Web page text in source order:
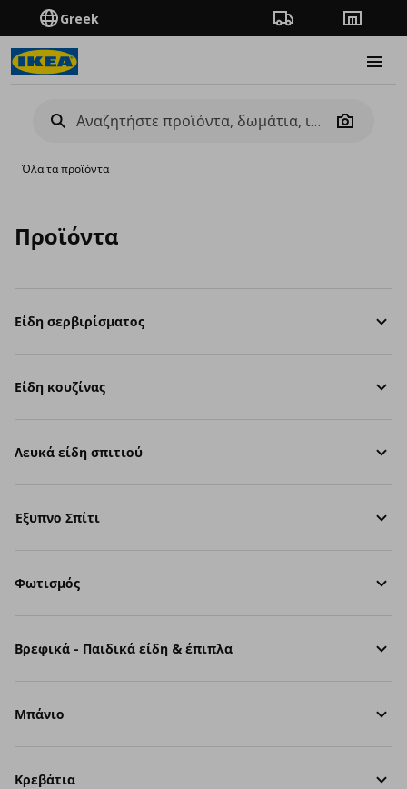
Greek Πορεία παραγγελίας
Camera
Όλα τα προϊόντα
Προϊόντα
Είδη σερβιρίσματος
Είδη κουζίνας
Λευκά είδη σπιτιού
Έξυπνο Σπίτι
Φωτισμός
Βρεφικά - Παιδικά είδη & έπιπλα
Μπάνιο
Κρεβάτια